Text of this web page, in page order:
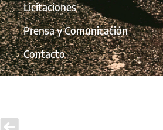
Licitaciones
Prensa y Comunicación
Contacto